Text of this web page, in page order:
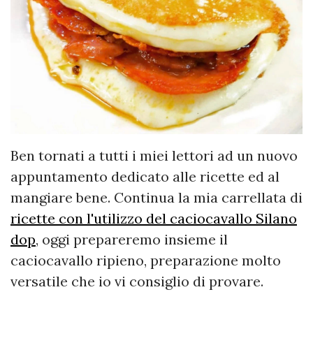
Ben tornati a tutti i miei lettori ad un nuovo
appuntamento dedicato alle ricette ed al
mangiare bene. Continua la mia carrellata di
ricette con l'utilizzo del caciocavallo Silano
dop, oggi prepareremo insieme il
caciocavallo ripieno, preparazione molto
versatile che io vi consiglio di provare.